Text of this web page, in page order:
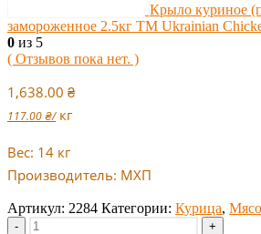
Крыло куриное
замороженное 2.5кг ТМ Ukrainian
0 из 5
( Отзывов пока нет. )
1,638.00 ₴
117.00₴/ кг
Вес: 14 кг
Производитель: МХП
Артикул: 2284 Категории: Курица,
-
+